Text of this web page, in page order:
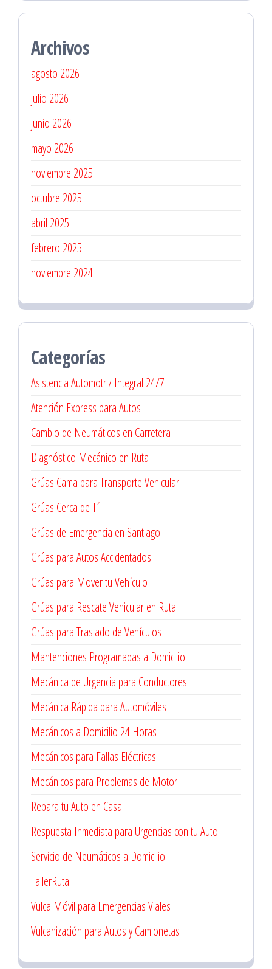
Santiago
para
Archivos
agosto 2026
julio 2026
junio 2026
mayo 2026
noviembre 2025
octubre 2025
abril 2025
febrero 2025
noviembre 2024
Categorías
Asistencia Automotriz Integral 24/7
Atención Express para Autos
Cambio de Neumáticos en Carretera
Diagnóstico Mecánico en Ruta
Grúas Cama para Transporte Vehicular
Grúas Cerca de Tí
Grúas de Emergencia en Santiago
Grúas para Autos Accidentados
Grúas para Mover tu Vehículo
Grúas para Rescate Vehicular en Ruta
Grúas para Traslado de Vehículos
Mantenciones Programadas a Domicilio
Mecánica de Urgencia para Conductores
Mecánica Rápida para Automóviles
Mecánicos a Domicilio 24 Horas
Mecánicos para Fallas Eléctricas
Mecánicos para Problemas de Motor
Repara tu Auto en Casa
Respuesta Inmediata para Urgencias con tu Auto
Servicio de Neumáticos a Domicilio
TallerRuta
Vulca Móvil para Emergencias Viales
Vulcanización para Autos y Camionetas